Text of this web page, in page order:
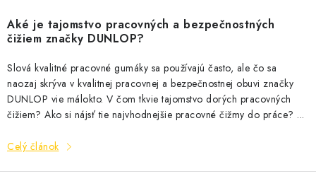
Aké je tajomstvo pracovných a bezpečnostných
čižiem značky DUNLOP?
Slová kvalitné pracovné gumáky sa používajú často, ale čo sa
naozaj skrýva v kvalitnej pracovnej a bezpečnostnej obuvi značky
DUNLOP vie málokto. V čom tkvie tajomstvo dorých pracovných
čižiem? Ako si nájsť tie najvhodnejšie pracovné čižmy do práce? ...
Celý článok